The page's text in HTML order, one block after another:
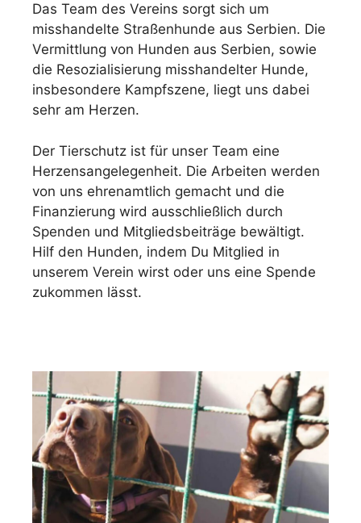
Das Team des Vereins sorgt sich um
misshandelte Straßenhunde aus Serbien. Die
Vermittlung von Hunden aus Serbien, sowie
die Resozialisierung misshandelter Hunde,
insbesondere Kampfszene, liegt uns dabei
sehr am Herzen.
Der Tierschutz ist für unser Team eine
Herzensangelegenheit. Die Arbeiten werden
von uns ehrenamtlich gemacht und die
Finanzierung wird ausschließlich durch
Spenden und Mitgliedsbeiträge bewältigt.
Hilf den Hunden, indem Du Mitglied in
unserem Verein wirst oder uns eine Spende
zukommen lässt.